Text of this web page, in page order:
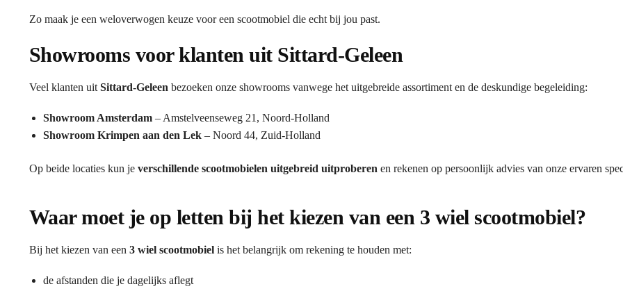
Zo maak je een weloverwogen keuze voor een scootmobiel die echt bij jou past.
Showrooms voor klanten uit Sittard-Geleen
Veel klanten uit Sittard-Geleen bezoeken onze showrooms vanwege het uitgebreide assortiment en de deskundige begeleiding:
Showroom Amsterdam– Amstelveenseweg 21, Noord-Holland
Showroom Krimpen aan den Lek– Noord 44, Zuid-Holland
Op beide locaties kun je verschillende scootmobielen uitgebreid uitproberen en rekenen op persoonlijk advies van onze ervaren
Waar moet je op letten bij het kiezen van een 3 wiel scootmobiel?
Bij het kiezen van een 3 wiel scootmobielis het belangrijk om rekening te houden met:
de afstanden die je dagelijks aflegt